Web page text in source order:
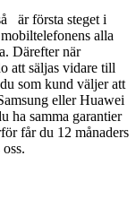
är första steget i
alla
Därefter när
att säljas vidare till
som kund väljer att
eller Huawei
ha samma garantier
får du 12 månaders